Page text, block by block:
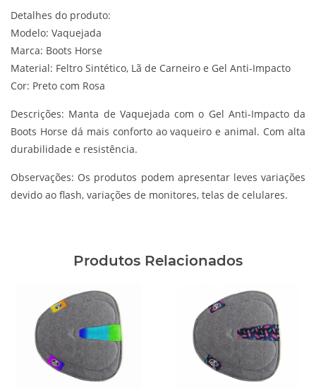
Detalhes do produto:
Modelo: Vaquejada
Marca: Boots Horse
Material: Feltro Sintético, Lã de Carneiro e Gel Anti-Impacto
Cor: Preto com Rosa
Descrições: Manta de Vaquejada com o Gel Anti-Impacto da
Boots Horse dá mais conforto ao vaqueiro e animal. Com alta
durabilidade e resistência.
Observações: Os produtos podem apresentar leves variações
devido ao flash, variações de monitores, telas de celulares.
Produtos Relacionados